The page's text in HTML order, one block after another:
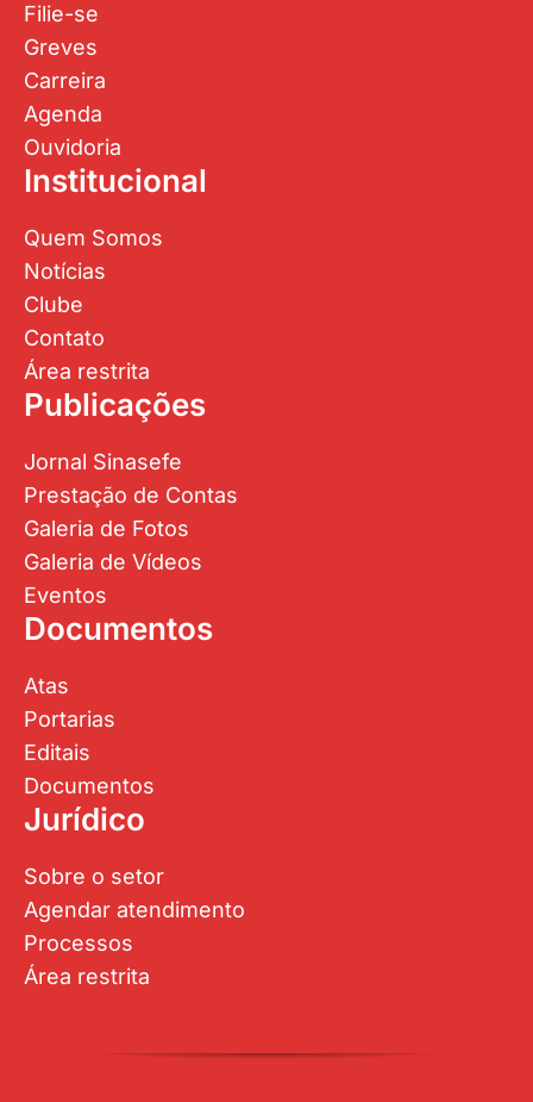
Filie-se
Greves
Carreira
Agenda
Ouvidoria
Institucional
Quem Somos
Notícias
Clube
Contato
Área restrita
Publicações
Jornal Sinasefe
Prestação de Contas
Galeria de Fotos
Galeria de Vídeos
Eventos
Documentos
Atas
Portarias
Editais
Documentos
Jurídico
Sobre o setor
Agendar atendimento
Processos
Área restrita